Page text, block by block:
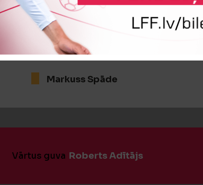
Kristers Zuševics Marks
Markuss Spāde
Vārtus guva Roberts Adītājs